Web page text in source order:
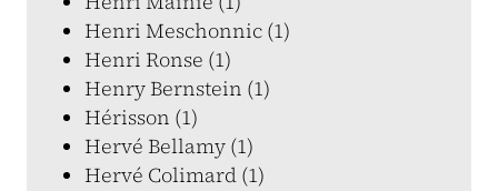
Henri Meschonnic (1)
Henri Ronse (1)
Henry Bernstein (1)
Hérisson (1)
Hervé Bellamy (1)
Hervé Colimard (1)